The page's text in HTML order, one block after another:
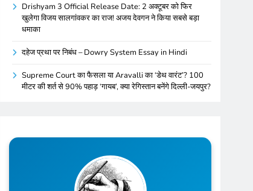
Drishyam 3 Official Release Date: 2 अक्टूबर को फिर
खुलेगा विजय सालगांवकर का राज! अजय देवगन ने किया सबसे बड़ा
धमाका
दहेज प्रथा पर निबंध – Dowry System Essay in Hindi
Supreme Court का फैसला या Aravalli का ‘डेथ वारंट’? 100
मीटर की शर्त से 90% पहाड़ ‘गायब’, क्या रेगिस्तान बनेंगे दिल्ली-जयपुर?